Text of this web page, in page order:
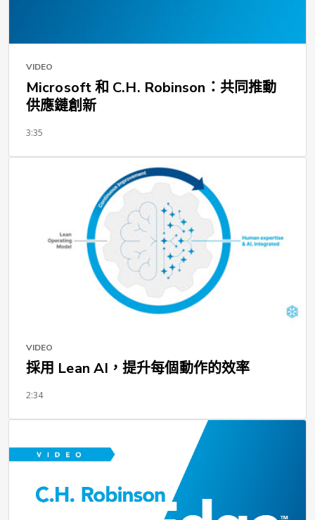
VIDEO
Microsoft 和 C.H. Robinson：共同推動
供應鏈創新
3:35
VIDEO
採用 Lean AI，提升每個動作的效率
2:34